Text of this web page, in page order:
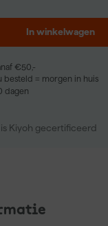
In winkelwagen
€50,-
besteld = morgen in huis
dagen
Kiyoh gecertificeerd